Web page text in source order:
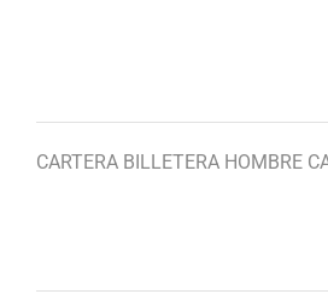
CARTERA BILLETERA HOMBRE